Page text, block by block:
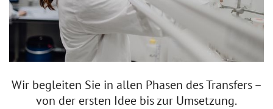
Wir begleiten Sie in allen Phasen des Transfers –
von der ersten Idee bis zur Umsetzung.